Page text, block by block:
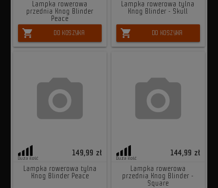
Lampka rowerowa
przednia Knog Blinder
Peace
shopping_cart DO KOSZYKA
Lampka rowerowa tylna
Knog Blinder - Skull
shopping_cart DO KOSZYKA
Duża ilość
149,99 zł
Lampka rowerowa tylna
Knog Blinder Peace
Duża ilość
144,99 zł
Lampka rowerowa
przednia Knog Blinder -
Square